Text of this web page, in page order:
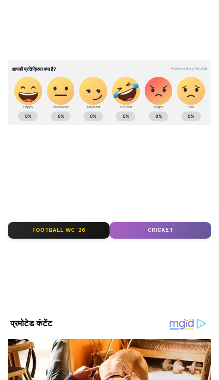
National News (नेशनल न्यूज़) - Get latest India
FOOTBALL WC '26 CRICKET